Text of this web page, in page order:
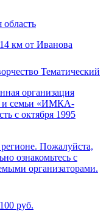
км от Иванова
Тематический
организация
и семьи «ИМКА-
с октября 1995
Пожалуйста,
ознакомьтесь с
организаторами.
руб.